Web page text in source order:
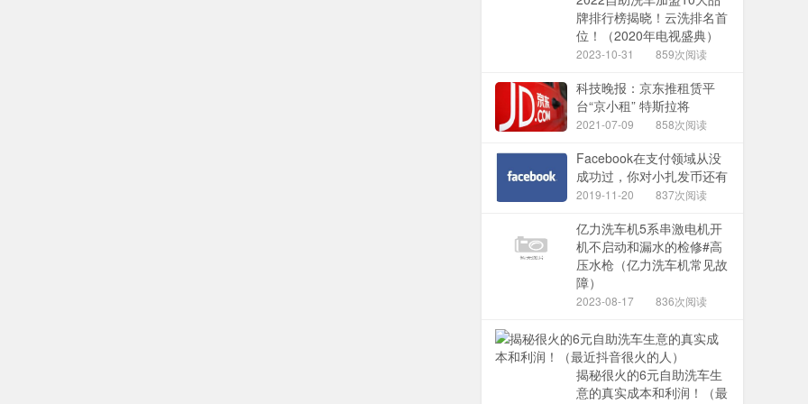
牌排行榜揭晓！云洗排名首
位！（2020年电视盛典）
2023-10-31 859次阅读
科技晚报：京东推租赁平
台“京小租” 特斯拉将
2021-07-09 858次阅读
Facebook在支付领域从没
成功过，你对小扎发币还有
2019-11-20 837次阅读
亿力洗车机5系串激电机开
机不启动和漏水的检修#高
压水枪（亿力洗车机常见故
障）
2023-08-17 836次阅读
揭秘很火的6元自助洗车生
意的真实成本和利润！（最